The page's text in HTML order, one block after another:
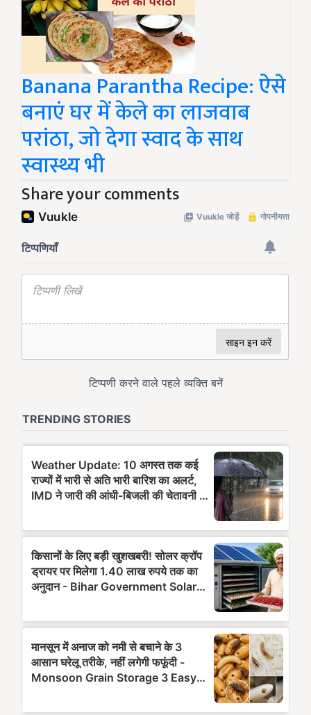
Banana Parantha Recipe: ऐसे
बनाएं घर में केले का लाजवाब
परांठा, जो देगा स्वाद के साथ
स्वास्थ्य भी
Share your comments